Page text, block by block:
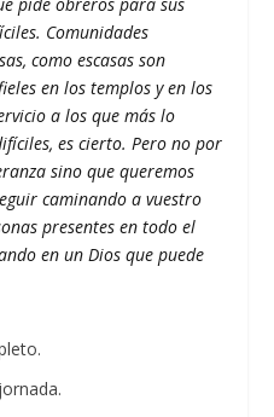
Comunidades
como escasas son
en los templos y en los
a los que más lo
es cierto. Pero no por
sino que queremos
caminando a vuestro
presentes en todo el
en un Dios que puede